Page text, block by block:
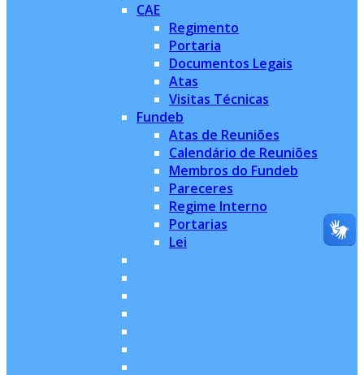
CAE
Regimento
Portaria
Documentos Legais
Atas
Visitas Técnicas
Fundeb
Atas de Reuniões
Calendário de Reuniões
Membros do Fundeb
Pareceres
Regime Interno
Portarias
Lei